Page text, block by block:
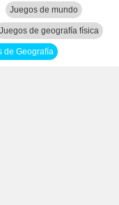
Juegos de mundo
Juegos de geografía física
de Geografía